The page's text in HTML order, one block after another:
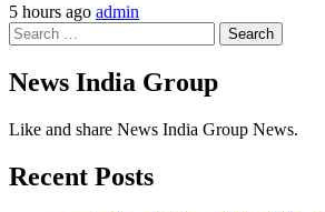
5 hours ago admin
Search
for:
News India Group
Like and share News India Group News.
Recent Posts